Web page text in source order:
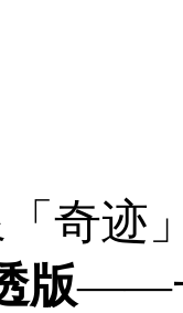
奇迹
版——